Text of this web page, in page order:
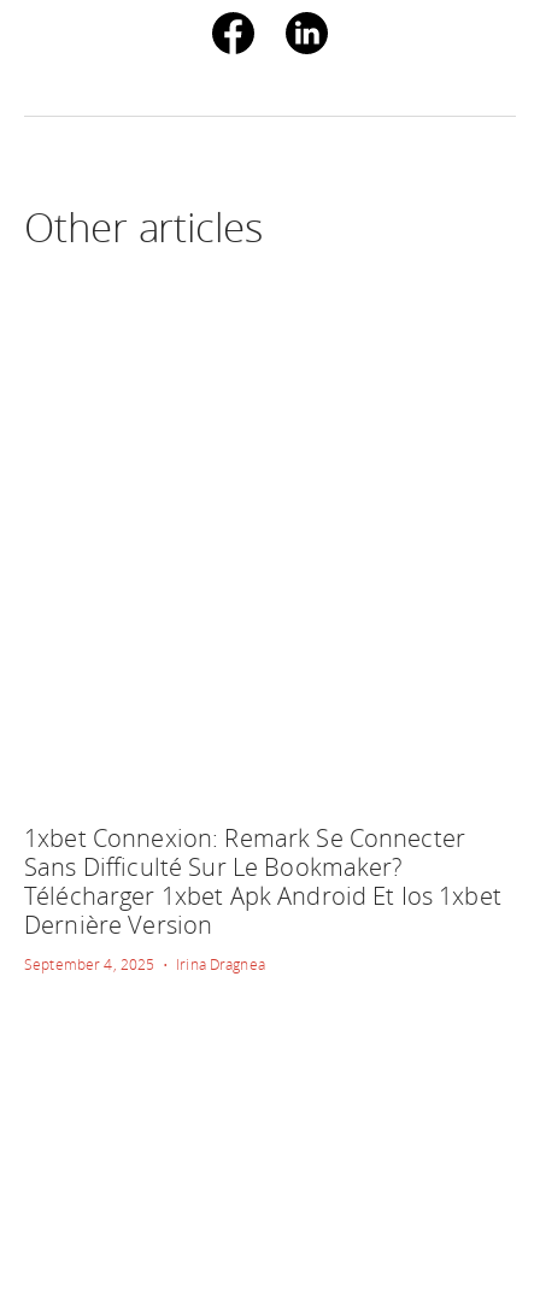
Other articles
1xbet Connexion: Remark Se Connecter
Sans Difficulté Sur Le Bookmaker?
Télécharger 1xbet Apk Android Et Ios 1xbet
Dernière Version
September 4, 2025 • Irina Dragnea